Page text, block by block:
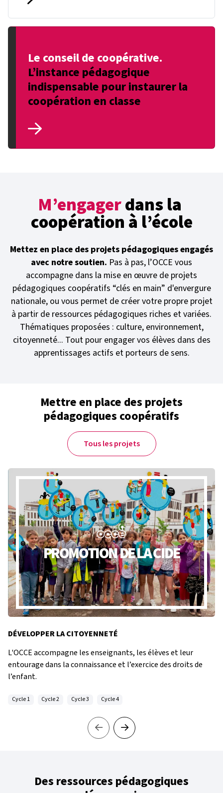
Le conseil de coopérative.
L’instance pédagogique
indispensable pour instaurer la
coopération en classe
M’engagerdans la
coopération à l’école
Mettez en place des projets pédagogiques engagés
avec notre soutien. Pas à pas, l’OCCE vous
accompagne dans la mise en œuvre de projets
pédagogiques coopératifs “clés en main” d'envergure
nationale, ou vous permet de créer votre propre projet
à partir de ressources pédagogiques riches et variées.
Thématiques proposées : culture, environnement,
citoyenneté... Tout pour engager vos élèves dans des
apprentissages actifs et porteurs de sens.
Mettre en place des projets
pédagogiques coopératifs
Tous les projets
PROMOTION DE LA CIDE
DÉVELOPPER LA CITOYENNETÉ
L'OCCE accompagne les enseignants, les élèves et leur
entourage dans la connaissance et l’exercice des droits de
l’enfant.
Cycle 1 Cycle 2 Cycle 3 Cycle 4
Des ressources pédagogiques